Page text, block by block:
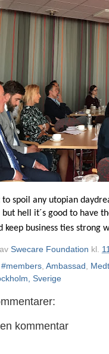
spoil any utopian
hell it´s good to have
keep business ties strong
Swecare Foundation kl.
#members Ambassad
Sverige
kommentar